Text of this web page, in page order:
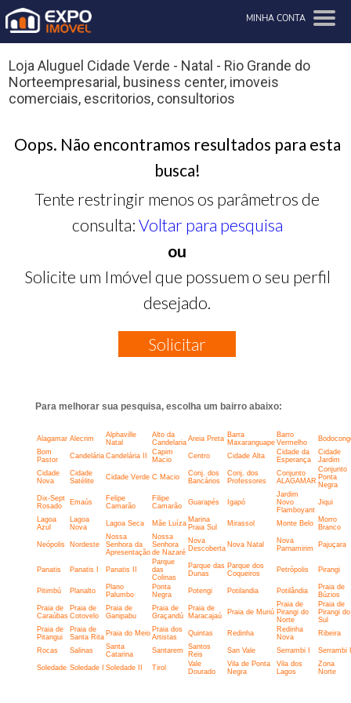
MINHA CONTA
Loja Aluguel Cidade Verde - Natal - Rio Grande do
Norteempresarial, business center, imoveis
comerciais, escritorios, consultorios
Oops. Não encontramos resultados para esta
busca!
Tente restringir menos os parâmetros de
consulta: Voltar para pesquisa
ou
Solicite um Imóvel que possuem o seu perfil
desejado.
Solicitar
Para melhorar sua pesquisa, escolha um bairro abaixo:
Alagamar Alecrim
Alphaville
Natal
Alto da
Candelaria Areia Preta Barra
Maxaranguape
Barro
Vermelho
Bom
Pastor
Candelária Candelária II
Capim
Macio
Centro Cidade Alta
Cidade da
Esperança
Cidade
Jardim
Cidade
Nova
Cidade
Satélite
Cidade Verde C Macio
Conj. dos
Bancários
Conj. dos
Professores
Conjunto
ALAGAMAR
Conjunto
Ponta
Negra
Dix-Sept
Rosado
Emaús
Felipe
Camarão
Filipe
Camarão
Guarapés Igapó
Jardim
Novo
Flamboyant
Jiqui
Lagoa
Azul
Lagoa
Nova
Lagoa Seca Mãe Luíza Marina
Praia Sul
Mirassol Monte Belo
Morro
Branco
Neópolis Nordeste
Nossa
Senhora da
Apresentação
Nossa
Senhora
de Nazaré
Nova
Descoberta Nova Natal
Nova
Parnamirim
Pajuçara
Panatis Panatis I Panatis II
Parque
das
Colinas
Parque das
Dunas
Parque dos
Coqueiros
Petrópolis Pirangi
Pitimbú Planalto
Plano
Palumbo
Ponta
Negra
Potengi Potilandia Potilândia
Praia de
Búzios
Praia de
Caraúbas
Praia de
Cotovelo
Praia de
Ganipabu
Praia de
Graçandú
Praia de
Maracajaú
Praia de Muriú
Praia de
Pirangi do
Norte
Praia de
Pirangi do
Sul
Praia de
Pitangui
Praia de
Santa Rita Praia do Meio Praia dos
Artistas
Quintas Redinha
Redinha
Nova
Ribeira
Rocas Salinas
Santa
Catarina
Santarem
Santos
Reis
San Vale Serrambi I Serrambi
Soledade Soledade I Soledade II Tirol
Vale
Dourado
Vila de Ponta
Negra
Vila dos
Lagos
Zona
Norte